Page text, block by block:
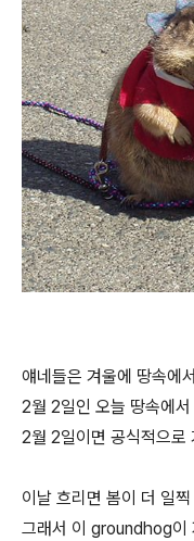
얘네들은 겨울에 땅속에
2월 2일인 오늘 땅속에
2월 2일이면 공식적으로
이날 흐리면 봄이 더 일
그래서 이 groundhog이